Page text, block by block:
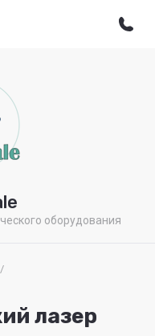
оборудования
/
лазер